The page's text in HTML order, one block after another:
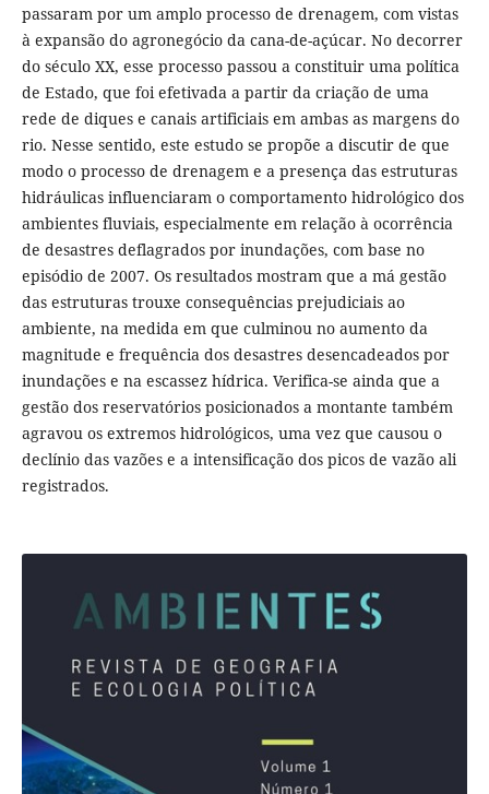
passaram por um amplo processo de drenagem, com vistas
à expansão do agronegócio da cana-de-açúcar. No decorrer
do século XX, esse processo passou a constituir uma política
de Estado, que foi efetivada a partir da criação de uma
rede de diques e canais artificiais em ambas as margens do
rio. Nesse sentido, este estudo se propõe a discutir de que
modo o processo de drenagem e a presença das estruturas
hidráulicas influenciaram o comportamento hidrológico dos
ambientes fluviais, especial­mente em relação à ocorrência
de desastres deflagrados por inundações, com base no
episódio de 2007. Os resultados mostram que a má gestão
das estruturas trouxe consequências prejudiciais ao
ambiente, na medida em que culminou no aumento da
magnitude e frequência dos desastres desencadeados por
inundações e na escassez hídrica. Verifica-se ainda que a
gestão dos reservatórios posicionados a mon­tante também
agravou os extremos hidrológicos, uma vez que causou o
declínio das vazões e a intensifi­cação dos picos de vazão ali
registrados.